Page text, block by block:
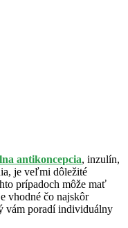
antikoncepcia, inzulín,
je veľmi dôležité
prípadoch môže mať
vhodné čo najskôr
vám poradí individuálny